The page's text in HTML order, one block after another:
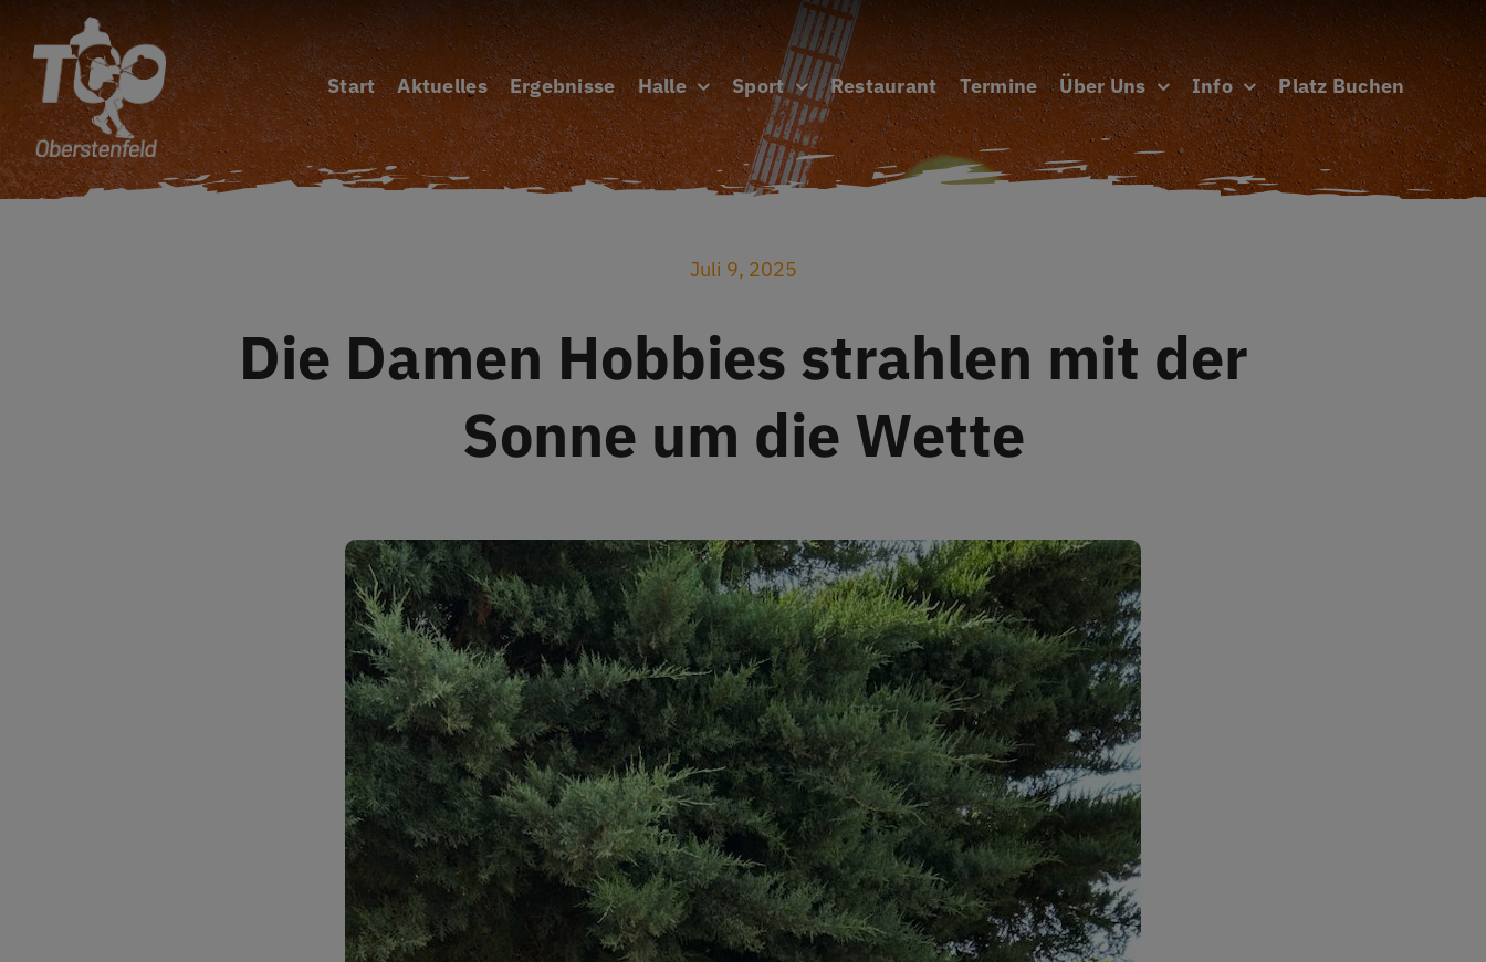
Inhalt
springen
Start Aktuelles Ergebnisse Halle Sport Restaurant Termine Über Uns Info Platz Buchen
Juli 9, 2025
Die Damen Hobbies strahlen mit der
Sonne um die Wette